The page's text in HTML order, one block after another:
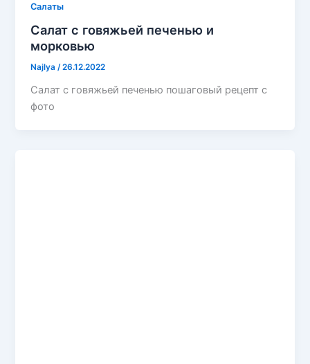
Салаты
Салат с говяжьей печенью и
морковью
Najlya/26.12.2022
Салат с говяжьей печенью пошаговый рецепт с
фото